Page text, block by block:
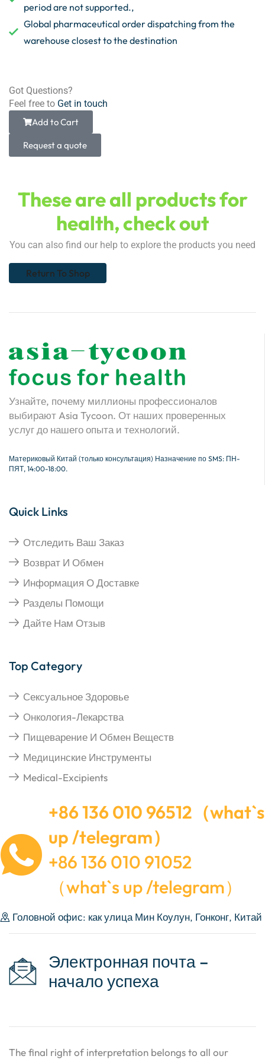
period are not supported.,
Global pharmaceutical order dispatching from the
warehouse closest to the destination
Got Questions?
Feel free to Get in touch
Add to Cart
Request a quote
These are all products for
health, check out
You can also find our help to explore the products you need
Return To Shop
Узнайте, почему миллионы профессионалов
выбирают Asia Tycoon. От наших проверенных
услуг до нашего опыта и технологий.
Материковый Китай (только консультация) Назначение по SMS: ПН-
ПЯТ, 14:00-18:00.
Quick Links
Отследить Ваш Заказ
Возврат И Обмен
Информация О Доставке
Разделы Помощи
Дайте Нам Отзыв
Top Category
Сексуальное Здоровье
Онкология-Лекарства
Пищеварение И Обмен Веществ
Медицинские Инструменты
Medical-Excipients
+86 136 010 96512（what`s
up /telegram）
+86 136 010 91052
（what`s up /telegram）
Головной офис: как улица Мин Коулун, Гонконг, Китай
Электронная почта –
начало успеха
The final right of interpretation belongs to all our